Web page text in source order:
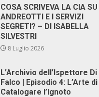
COSA SCRIVEVA LA CIA SU
ANDREOTTI E I SERVIZI
SEGRETI? – DI ISABELLA
SILVESTRI
8 Luglio 2026
L’Archivio dell’Ispettore Di
Falco | Episodio 4: L’Arte di
Catalogare l’Ignoto